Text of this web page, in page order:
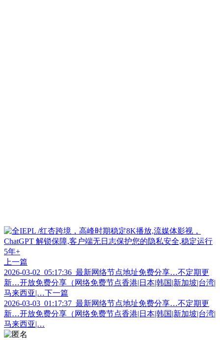
上一篇
2026-03-02_05:17:36_最新网络节点地址免费分享…不定期更
新…开放免费分享（网络免费节点香港|日本|韩国|新加坡|台湾|
马来西亚|… 下一篇
2026-03-03_01:17:37_最新网络节点地址免费分享…不定期更
新…开放免费分享（网络免费节点香港|日本|韩国|新加坡|台湾|
马来西亚|…